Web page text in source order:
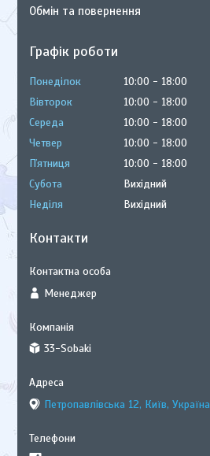
Обмін та повернення
Графік роботи
Понеділок 10:00
18:00
Вівторок
10:00
18:00
Середа
10:00
18:00
Четвер
10:00
18:00
Пʼятниця
10:00
18:00
Субота
Вихідний
Неділя
Вихідний
Контакти
Менеджер
33-Sobaki
Петропавлівська 12, Київ, Україна